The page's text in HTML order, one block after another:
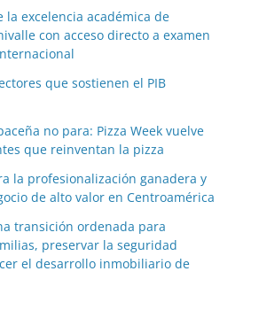
la excelencia académica de
con acceso directo a examen
que sostienen el PIB
no para: Pizza Week vuelve
que reinventan la pizza
la profesionalización ganadera y
de alto valor en Centroamérica
transición ordenada para
preservar la seguridad
el desarrollo inmobiliario de